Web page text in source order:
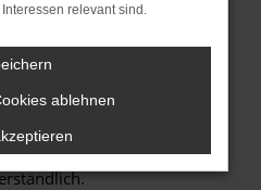
über einen Schalter
Versorgt werden zwei (auf
über dem Kühlschrank.
wie z.B. Kaffeemaschine,
von einer externen
Abnahme durch einen
relevant sind.
ablehnen